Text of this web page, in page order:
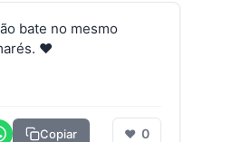
bate no mesmo
❤️
Copiar ❤ 0